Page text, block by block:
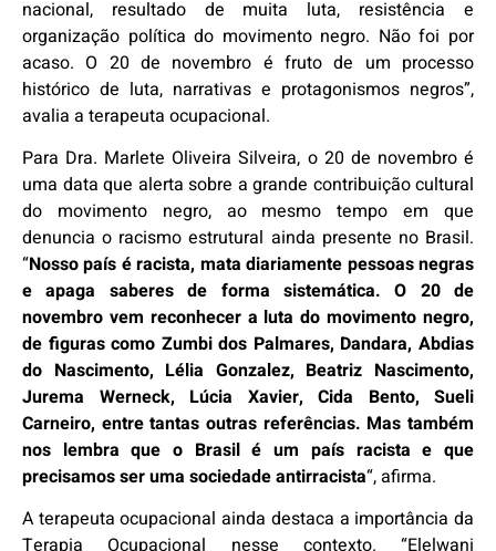
nacional, resultado de muita luta, resistência e
organização política do movimento negro. Não foi por
acaso. O 20 de novembro é fruto de um processo
histórico de luta, narrativas e protagonismos negros”,
avalia a terapeuta ocupacional.
Para Dra. Marlete Oliveira Silveira, o 20 de novembro é
uma data que alerta sobre a grande contribuição cultural
do movimento negro, ao mesmo tempo em que
denuncia o racismo estrutural ainda presente no Brasil.
“Nosso país é racista, mata diariamente pessoas negras
e apaga saberes de forma sistemática. O 20 de
novembro vem reconhecer a luta do movimento negro,
de figuras como Zumbi dos Palmares, Dandara, Abdias
do Nascimento, Lélia Gonzalez, Beatriz Nascimento,
Jurema Werneck, Lúcia Xavier, Cida Bento, Sueli
Carneiro, entre tantas outras referências. Mas também
nos lembra que o Brasil é um país racista e que
precisamos ser uma sociedade antirracista“, afirma.
A terapeuta ocupacional ainda destaca a importância da